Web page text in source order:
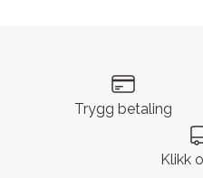
Trygg betaling
Klikk